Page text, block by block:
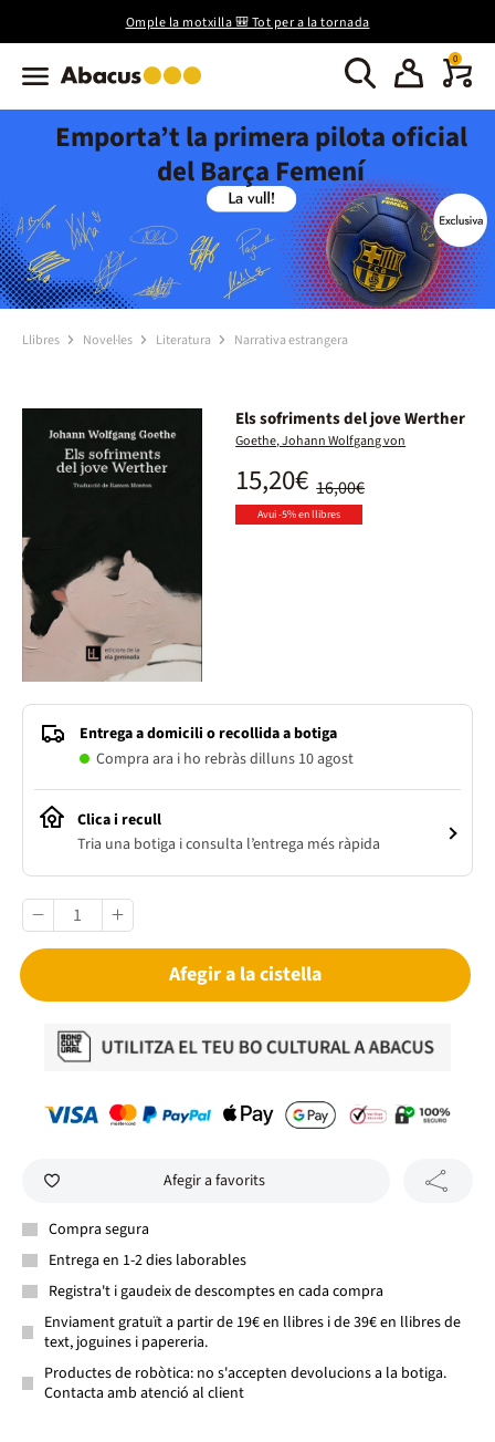
Omple la motxilla 🎒 Tot per a la tornada
0
Emporta’t la primera pilota oficial
del Barça Femení
Llibres Novel·les Literatura Narrativa estrangera
Els sofriments del jove Werther
Goethe, Johann Wolfgang von
16,00€
15,20€
Avui -5% en llibres
Entrega a domicili o recollida a botiga
Compra ara i ho rebràs dilluns 10 agost
Clica i recull
Tria una botiga i consulta l’entrega més ràpida
Afegir a la cistella
Afegir a favorits
Compra segura
Entrega en 1-2 dies laborables
Registra't i gaudeix de descomptes en cada compra
Enviament gratuït a partir de 19€ en llibres i de 39€ en llibres de
text, joguines i papereria.
Productes de robòtica: no s'accepten devolucions a la botiga.
Contacta amb atenció al client